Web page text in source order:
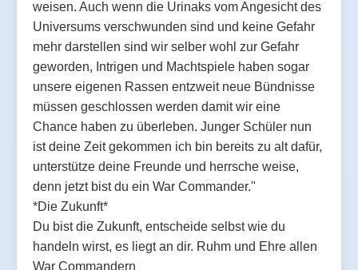
weisen. Auch wenn die Urinaks vom Angesicht des
Universums verschwunden sind und keine Gefahr
mehr darstellen sind wir selber wohl zur Gefahr
geworden, Intrigen und Machtspiele haben sogar
unsere eigenen Rassen entzweit neue Bündnisse
müssen geschlossen werden damit wir eine
Chance haben zu überleben. Junger Schüler nun
ist deine Zeit gekommen ich bin bereits zu alt dafür,
unterstütze deine Freunde und herrsche weise,
denn jetzt bist du ein War Commander."
*Die Zukunft*
Du bist die Zukunft, entscheide selbst wie du
handeln wirst, es liegt an dir. Ruhm und Ehre allen
War Commandern